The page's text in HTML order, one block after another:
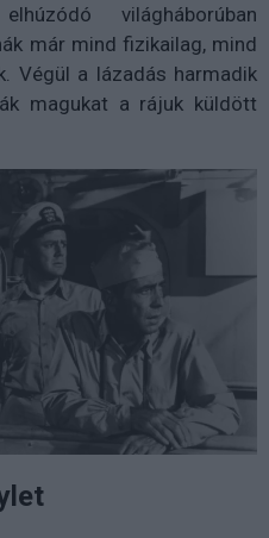
világháborúban
már mind fizikailag, mind
Végül a lázadás harmadik
magukat a rájuk küldött